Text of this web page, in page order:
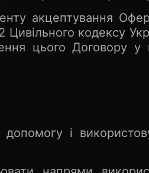
акцептування
Цивільного кодексу
цього Договору
і